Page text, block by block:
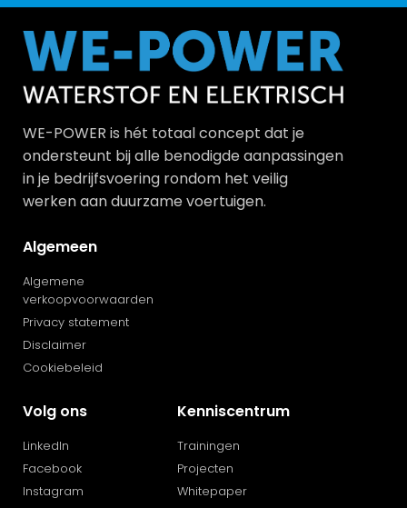
WE-POWER is hét totaal concept dat je
ondersteunt bij alle benodigde aanpassingen
in je bedrijfsvoering rondom het veilig
werken aan duurzame voertuigen.
Algemeen
Algemene
verkoopvoorwaarden
Privacy statement
Disclaimer
Cookiebeleid
Volg ons
LinkedIn
Facebook
Instagram
Kenniscentrum
Trainingen
Projecten
Whitepaper